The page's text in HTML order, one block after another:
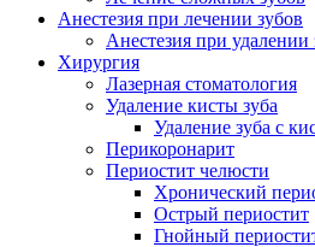
Анестезия при лечении зубов
Анестезия при удалении
Хирургия
Лазерная стоматология
Удаление кисты зуба
Удаление зуба с
Перикоронарит
Периостит челюсти
Хронический
Острый периостит
Гнойный